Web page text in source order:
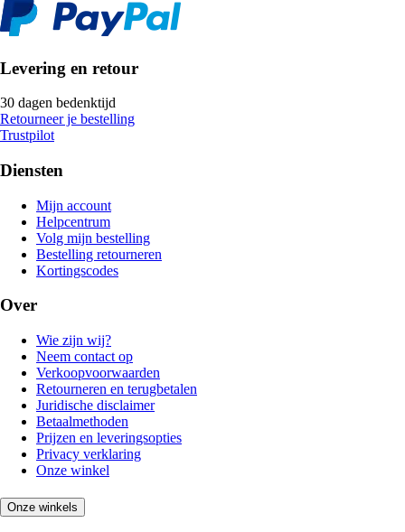
Levering en retour
30 dagen bedenktijd
Retourneer je bestelling
Trustpilot
Diensten
Mijn account
Helpcentrum
Volg mijn bestelling
Bestelling retourneren
Kortingscodes
Over
Wie zijn wij?
Neem contact op
Verkoopvoorwaarden
Retourneren en terugbetalen
Juridische disclaimer
Betaalmethoden
Prijzen en leveringsopties
Privacy verklaring
Onze winkel
Onze winkels